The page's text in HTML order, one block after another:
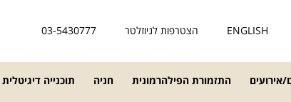
ENGLISH הצטרפות לניוזלטר 03-5430777
אירועים התזמורת הפילהרמונית חניה תוכנייה דיגיטלית